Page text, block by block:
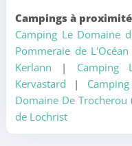
Campings à
Camping Le Domaine
Pommeraie de L'Océan
Kerlann | Camping
Kervastard |
Domaine De Trocherou
de Lochrist